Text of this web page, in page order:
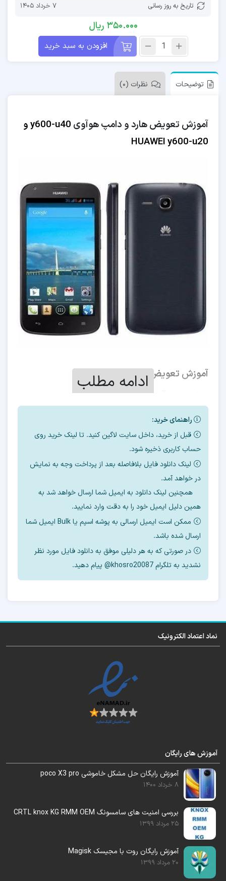
تاریخ به روز رسانی 7 خرداد 1405
350.000 ریال
افزودن به سبد خرید
توضیحات نظرات (0)
آموزش تعویض هارد و دامپ هوآوی
y600-u40 و
HUAWEI y600-u20
آموزش تعویض هارد Huawei Y600
مواردی که آموزش داده می شود
پیدا کند
7- نحوه روت و ترمیم سریال
فلشر مخصوص برای فلش بعد تعویض هارد این
مدل را هم در اختیار شما قرار خواهیم داد.
این آموزش را برای تمام مدلهای
میتوانید استفاده کنید.
جدیدترین فایل آپدیت فریمور هارد ضمیمه آموزش
شد.
این فایل قابل رایت با ایزی جیتگ ، مدوسا و …
میباشد.
ادامه مطلب
راهنمای خرید:
قبل از خرید، داخل سایت لاگین کنید. تا لینک خرید روی
حساب کاربری ذخیره شود.
لینک دانلود فایل بلافاصله بعد از پرداخت وجه به نمایش
در خواهد آمد.
همچنین لینک دانلود به ایمیل شما ارسال خواهد شد به
همین دلیل ایمیل خود را به دقت وارد نمایید.
ممکن است ایمیل ارسالی به پوشه اسپم یا Bulk ایمیل شما
ارسال شده باشد.
در صورتی که به هر دلیلی موفق به دانلود فایل مورد نظر
نشدید به تلگرام khosro20087@ پیام دهید.
نماد اعتماد الکترونیک
آموزش های رایگان
آموزش رایگان حل مشکل خاموشی poco X3 pro
8 خرداد 1400
بررسی امنیت های سامسونگ CRTL knox KG RMM OEM
25 مرداد 1399
آموزش رایگان روت با مجیسک Magisk
20 مرداد 1399